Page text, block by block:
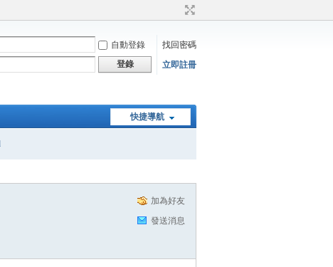
自動登錄
找回密碼
登錄 立即註冊
快捷導航
加為好友
發送消息